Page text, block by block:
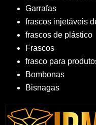
Garrafas
frascos injetáveis
frascos de plástico
Frascos
frasco para
Bombonas
Bisnagas